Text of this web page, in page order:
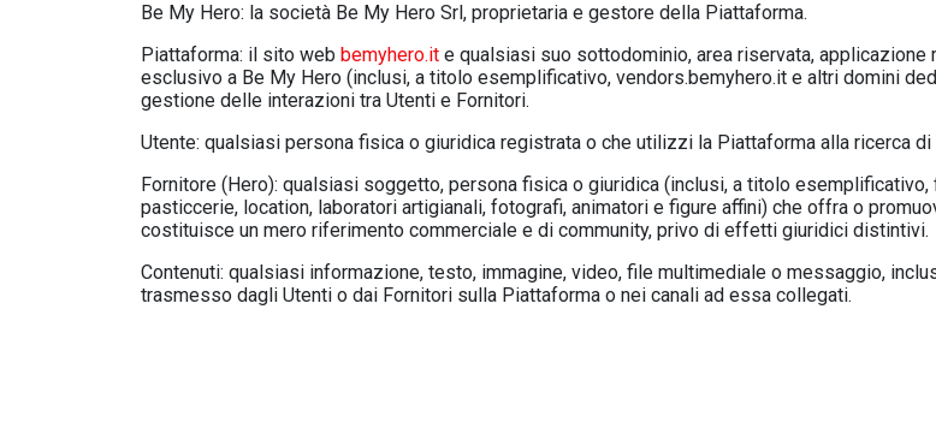
Be My Hero: la società Be My Hero Srl, proprietaria e gestore della Piattaforma.
Piattaforma: il sito web bemyhero.it e qualsiasi suo sottodominio, area riservata,
esclusivo a Be My Hero (inclusi, a titolo esemplificativo, vendors.bemyhero.it e altri domini
gestione delle interazioni tra Utenti e Fornitori.
Utente: qualsiasi persona fisica o giuridica registrata o che utilizzi la Piattaforma alla ricerca
Fornitore (Hero): qualsiasi soggetto, persona fisica o giuridica (inclusi, a titolo
pasticcerie, location, laboratori artigianali, fotografi, animatori e figure affini) che offra o
costituisce un mero riferimento commerciale e di community, privo di effetti giuridici distintivi.
Contenuti: qualsiasi informazione, testo, immagine, video, file multimediale o messaggio,
trasmesso dagli Utenti o dai Fornitori sulla Piattaforma o nei canali ad essa collegati.